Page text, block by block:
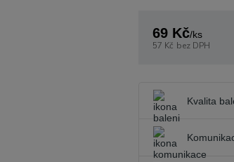
69 Kč/ks
57 Kč bez DPH
Kvalita